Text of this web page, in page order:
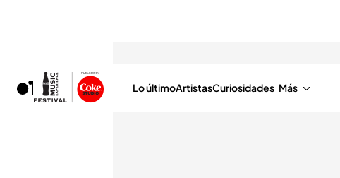
Lo últimoArtistasCuriosidades Más